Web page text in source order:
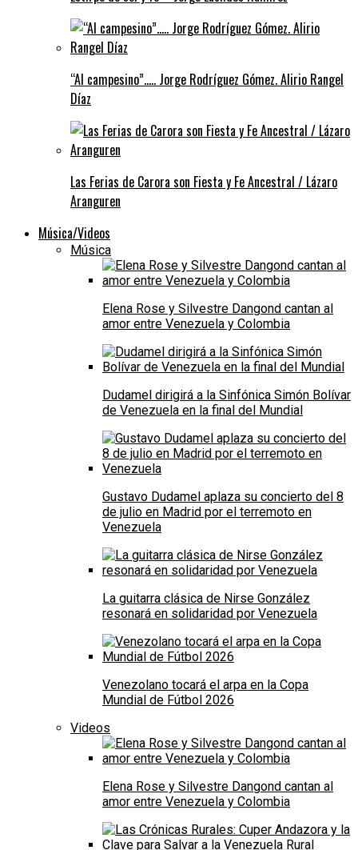
“Al campesino”….. Jorge Rodríguez Gómez. Alirio Rangel
Díaz
Las Ferias de Carora son Fiesta y Fe Ancestral / Lázaro
Aranguren
Música/Videos
Música
Elena Rose y Silvestre Dangond cantan al
amor entre Venezuela y Colombia
Dudamel dirigirá a la Sinfónica Simón Bolívar
de Venezuela en la final del Mundial
Gustavo Dudamel aplaza su concierto del 8
de julio en Madrid por el terremoto en
Venezuela
La guitarra clásica de Nirse González
resonará en solidaridad por Venezuela
Venezolano tocará el arpa en la Copa
Mundial de Fútbol 2026
Videos
Elena Rose y Silvestre Dangond cantan al
amor entre Venezuela y Colombia